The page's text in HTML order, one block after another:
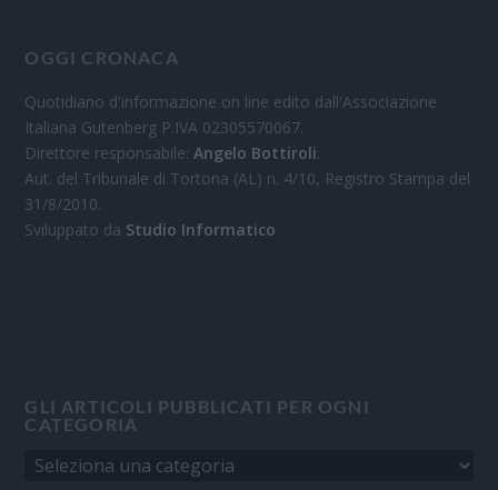
OGGI CRONACA
Quotidiano d'informazione on line edito dall'Associazione
Italiana Gutenberg P.IVA 02305570067.
Direttore responsabile:Angelo Bottiroli.
Aut. del Tribunale di Tortona (AL) n. 4/10, Registro Stampa del
31/8/2010.
Sviluppato da Studio Informatico
GLI ARTICOLI PUBBLICATI PER OGNI
CATEGORIA